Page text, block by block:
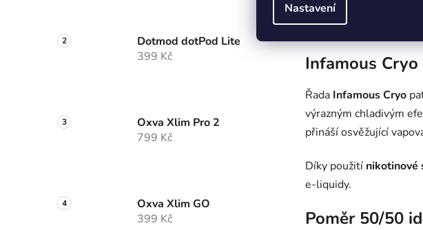
Nastavení
Dotmod dotPod Lite
399 Kč
Oxva Xlim Pro 2
799 Kč
Oxva Xlim GO
399 Kč
Infamous
Řada Infamous Cryo
výrazným chladivým
přináší osvěžující
Díky použití nikotinové
e-liquidy.
Poměr 50/50